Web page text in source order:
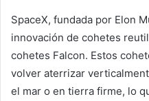
SpaceX, fundada por Elon
innovación de cohetes
cohetes Falcon. Estos
volver aterrizar
el mar o en tierra firme, lo